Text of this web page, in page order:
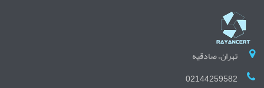
تهران، صادقیه
02144259582